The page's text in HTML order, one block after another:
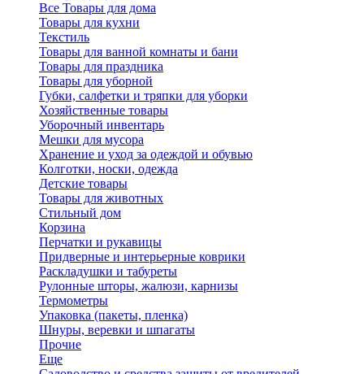
Все Товары для дома
Товары для кухни
Текстиль
Товары для ванной комнаты и бани
Товары для праздника
Товары для уборной
Губки, салфетки и тряпки для уборки
Хозяйственные товары
Уборочный инвентарь
Мешки для мусора
Хранение и уход за одеждой и обувью
Колготки, носки, одежда
Детские товары
Товары для животных
Стильный дом
Корзина
Перчатки и рукавицы
Придверные и интерьерные коврики
Раскладушки и табуреты
Рулонные шторы, жалюзи, карнизы
Термометры
Упаковка (пакеты, пленка)
Шнуры, веревки и шпагаты
Прочие
Еще